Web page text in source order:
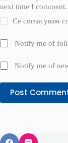
next time I comment.
Се согласувам
Notify me of
Notify me of
Post